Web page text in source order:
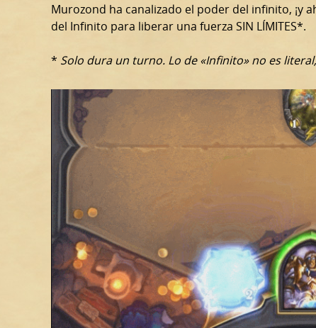
Murozond ha canalizado el poder del infinito, ¡y
del Infinito para liberar una fuerza SIN LÍMITES*.
* Solo dura un turno. Lo de «Infinito» no es